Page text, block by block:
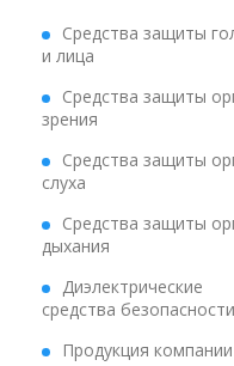
Средства защиты
и лица
Средства защиты
зрения
Средства защиты
слуха
Средства защиты
дыхания
Диэлектрические
средства безопасности
Продукция